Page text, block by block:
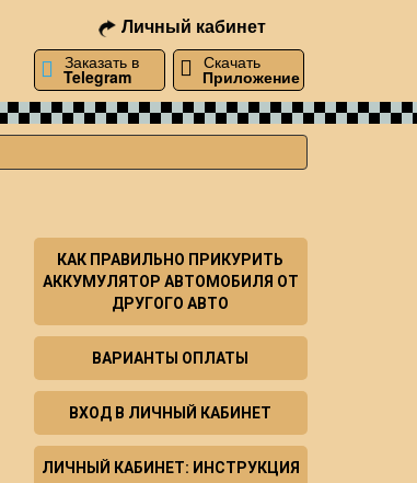
Личный кабинет
Заказать в
Telegram
Скачать
Приложение
КАК ПРАВИЛЬНО ПРИКУРИТЬ
АККУМУЛЯТОР АВТОМОБИЛЯ ОТ
ДРУГОГО АВТО
ВАРИАНТЫ ОПЛАТЫ
ВХОД В ЛИЧНЫЙ КАБИНЕТ
ЛИЧНЫЙ КАБИНЕТ: ИНСТРУКЦИЯ